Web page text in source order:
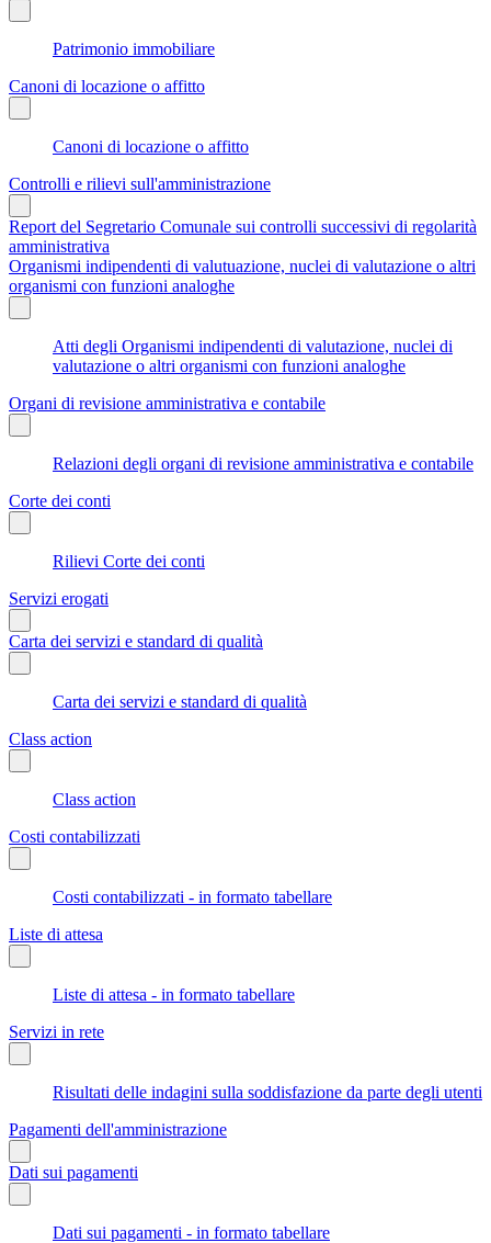
Patrimonio immobiliare
Canoni di locazione o affitto
Canoni di locazione o affitto
Controlli e rilievi sull'amministrazione
Report del Segretario Comunale sui controlli successivi di regolarità
amministrativa
Organismi indipendenti di valutuazione, nuclei di valutazione o altri
organismi con funzioni analoghe
Atti degli Organismi indipendenti di valutazione, nuclei di
valutazione o altri organismi con funzioni analoghe
Organi di revisione amministrativa e contabile
Relazioni degli organi di revisione amministrativa e contabile
Corte dei conti
Rilievi Corte dei conti
Servizi erogati
Carta dei servizi e standard di qualità
Carta dei servizi e standard di qualità
Class action
Class action
Costi contabilizzati
Costi contabilizzati - in formato tabellare
Liste di attesa
Liste di attesa - in formato tabellare
Servizi in rete
Risultati delle indagini sulla soddisfazione da parte degli utenti
Pagamenti dell'amministrazione
Dati sui pagamenti
Dati sui pagamenti - in formato tabellare